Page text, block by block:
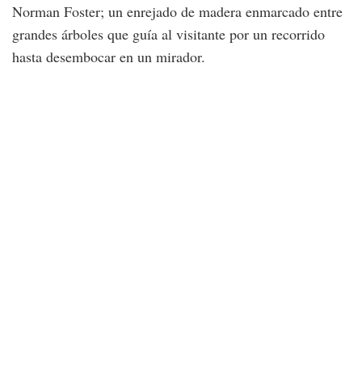
Norman Foster; un enrejado de madera enmarcado entre
grandes árboles que guía al visitante por un recorrido
hasta desembocar en un mirador.